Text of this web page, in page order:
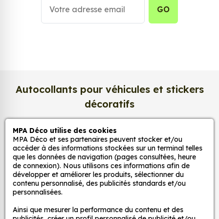
votre univers, vos émotions et votre style. Grâce à
Nous imprimons sur unpapier photo
professionnel de 275 g/m² , extra blanc et
légèrement satiné. Ce support haut de gamme
garantit une excellente stabilité dans le temps, une
surface lisse au toucher, et une fidélité des teintes
incomparable. Vos créations conservent tout leur
éclat, sans reflets gênants ni décoloration due à la
lumière.
Une impression photo professionnelle
haute définition
GO
Autocollants pour véhicules et stickers
décoratifs
MPA Déco
Nos services
Nos sites
MPA Déco utilise des cookies
MPA Déco et ses partenaires peuvent stocker et/ou
accéder à des informations stockées sur un terminal telles
que les données de navigation (pages consultées, heure
de connexion). Nous utilisons ces informations afin de
développer et améliorer les produits, sélectionner du
contenu personnalisé, des publicités standards et/ou
personnalisées.
Ainsi que mesurer la performance du contenu et des